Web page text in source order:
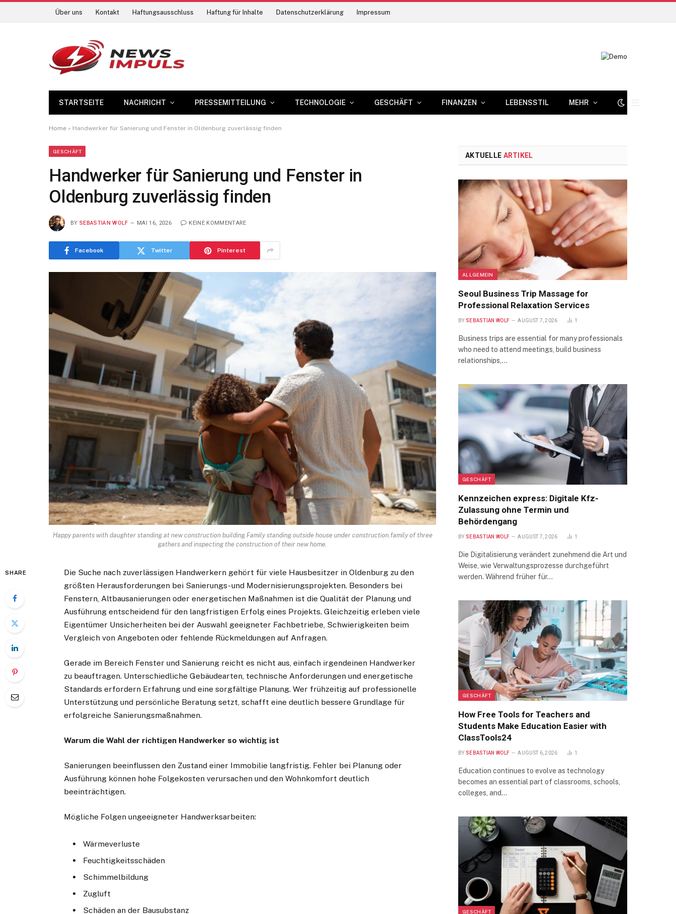
Über uns Kontakt Haftungsausschluss Haftung für Inhalte Datenschutzerklärung Impressum
STARTSEITE NACHRICHT PRESSEMITTEILUNG TECHNOLOGIE GESCHÄFT FINANZEN LEBENSSTIL MEHR
Home » Handwerker für Sanierung und Fenster in Oldenburg zuverlässig finden
GESCHÄFT
Handwerker für Sanierung und Fenster in
Oldenburg zuverlässig finden
BY SEBASTIAN WOLF MAI 16, 2026 KEINE KOMMENTARE
Facebook Twitter Pinterest
Happy parents with daughter standing at new construction building Family standing outside house under construction.family of three
gathers and inspecting the construction of their new home.
SHARE
Die Suche nach zuverlässigen Handwerkern gehört für viele Hausbesitzer in Oldenburg zu den
größten Herausforderungen bei Sanierungs- und Modernisierungsprojekten. Besonders bei
Fenstern, Altbausanierungen oder energetischen Maßnahmen ist die Qualität der Planung und
Ausführung entscheidend für den langfristigen Erfolg eines Projekts. Gleichzeitig erleben viele
Eigentümer Unsicherheiten bei der Auswahl geeigneter Fachbetriebe, Schwierigkeiten beim
Vergleich von Angeboten oder fehlende Rückmeldungen auf Anfragen.
Gerade im Bereich Fenster und Sanierung reicht es nicht aus, einfach irgendeinen Handwerker
zu beauftragen. Unterschiedliche Gebäudearten, technische Anforderungen und energetische
Standards erfordern Erfahrung und eine sorgfältige Planung. Wer frühzeitig auf professionelle
Unterstützung und persönliche Beratung setzt, schafft eine deutlich bessere Grundlage für
erfolgreiche Sanierungsmaßnahmen.
Warum die Wahl der richtigen Handwerker so wichtig ist
Sanierungen beeinflussen den Zustand einer Immobilie langfristig. Fehler bei Planung oder
Ausführung können hohe Folgekosten verursachen und den Wohnkomfort deutlich
beeinträchtigen.
Mögliche Folgen ungeeigneter Handwerksarbeiten:
Wärmeverluste
Feuchtigkeitsschäden
Schimmelbildung
Zugluft
Schäden an der Bausubstanz
AKTUELLE ARTIKEL
ALLGEMEIN
Seoul Business Trip Massage for
Professional Relaxation Services
BY SEBASTIAN WOLF AUGUST 7, 2026 1
Business trips are essential for many professionals
who need to attend meetings, build business
relationships,…
GESCHÄFT
Kennzeichen express: Digitale Kfz-
Zulassung ohne Termin und
Behördengang
BY SEBASTIAN WOLF AUGUST 7, 2026 1
Die Digitalisierung verändert zunehmend die Art und
Weise, wie Verwaltungsprozesse durchgeführt
werden. Während früher für…
GESCHÄFT
How Free Tools for Teachers and
Students Make Education Easier with
ClassTools24
BY SEBASTIAN WOLF AUGUST 6, 2026 1
Education continues to evolve as technology
becomes an essential part of classrooms, schools,
colleges, and…
GESCHÄFT